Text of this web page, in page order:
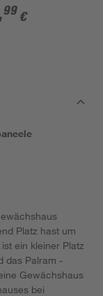
99 €
Platz hast um
ein kleiner Platz
das Palram -
Gewächshaus
bei